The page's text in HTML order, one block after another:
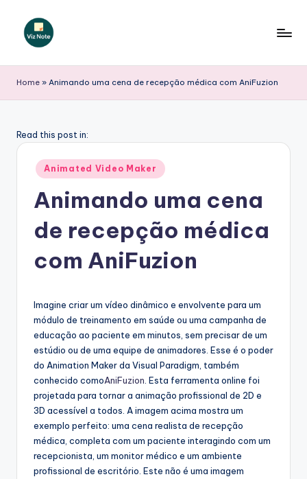
iz
N
t
A
Home » Animando uma cena de recepção médica com AniFuzion
Read this post in:
Posted
in
Animated Video Maker
Animando uma cena
de recepção médica
com AniFuzion
Imagine criar um vídeo dinâmico e envolvente para um
módulo de treinamento em saúde ou uma campanha de
educação ao paciente em minutos, sem precisar de um
estúdio ou de uma equipe de animadores. Esse é o poder
do Animation Maker da Visual Paradigm, também
conhecido comoAniFuzion . Esta ferramenta online foi
projetada para tornar a animação profissional de 2D e
3D acessível a todos. A imagem acima mostra um
exemplo perfeito: uma cena realista de recepção
médica, completa com um paciente interagindo com um
recepcionista, um monitor médico e um ambiente
profissional de escritório. Este não é uma imagem